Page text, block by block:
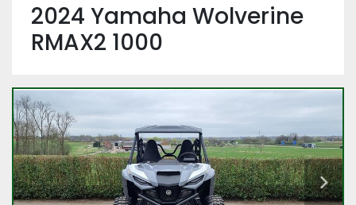
2024 Yamaha Wolverine
RMAX2 1000